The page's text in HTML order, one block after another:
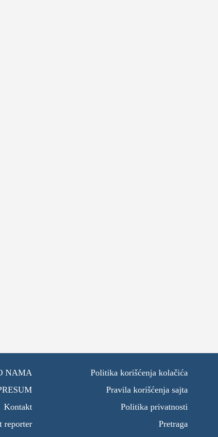
NAMA
Kontakt
reporter
Politika korišćenja kolačića
Pravila korišćenja sajta
Politika privatnosti
Pretraga